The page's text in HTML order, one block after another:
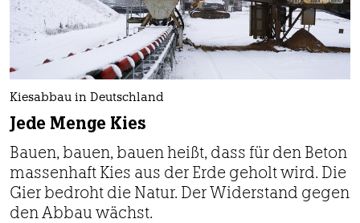
Kiesabbau in Deutschland
Jede Menge Kies
Bauen, bauen, bauen heißt, dass für den Beton
massenhaft Kies aus der Erde geholt wird. Die
Gier bedroht die Natur. Der Widerstand gegen
den Abbau wächst.